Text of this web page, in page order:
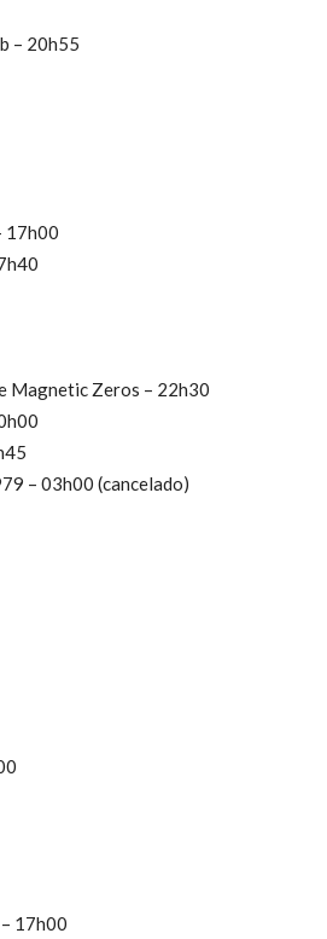
– 20h55
17h00
Magnetic Zeros – 22h30
– 03h00 (cancelado)
17h00